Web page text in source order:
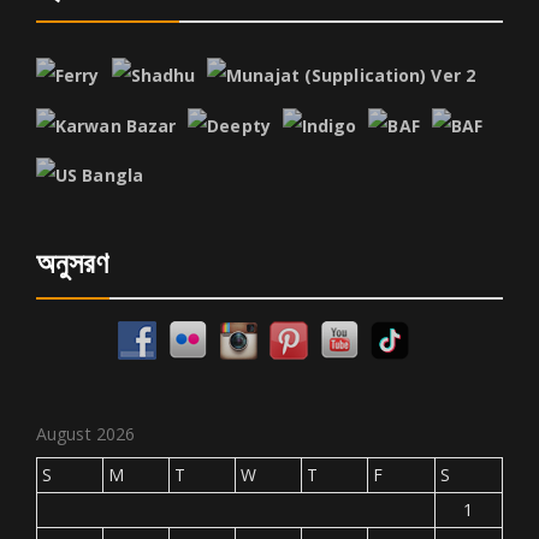
অনুসরণ
August 2026
S
M T W T F
S
1